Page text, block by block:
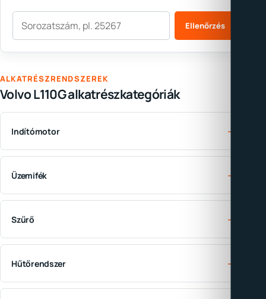
Ellenőrzés
ALKATRÉSZRENDSZEREK
Volvo L110G alkatrészkategóriák
Indítómotor →
Üzemifék →
Szűrő →
Hűtőrendszer →